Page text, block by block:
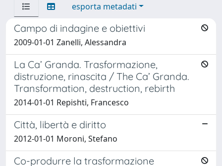
esporta metadati
Campo di indagine e obiettivi
2009-01-01 Zanelli, Alessandra
La Ca’ Granda. Trasformazione,
distruzione, rinascita / The Ca’ Granda.
Transformation, destruction, rebirth
2014-01-01 Repishti, Francesco
Città, libertà e diritto
2012-01-01 Moroni, Stefano
Co-produrre la trasformazione